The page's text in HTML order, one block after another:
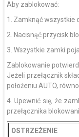
Aby zablokować:
1. Zamknąć wszystkie
2. Nacisnąć przycisk
3. Wszystkie zamki
Zablokowanie
Jeżeli przełącznik
położeniu AUTO,
4. Upewnić się, że
przełącznika
OSTRZEŻENIE